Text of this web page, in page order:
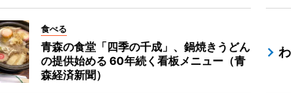
食べる
青森の食堂「四季の千成」、鍋焼きうどん
の提供始める 60年続く看板メニュー（青
森経済新聞）